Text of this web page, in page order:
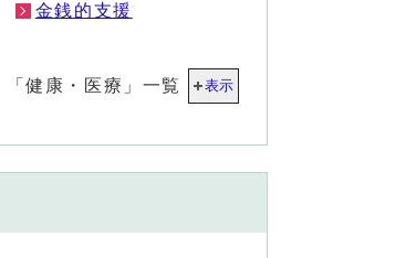
金銭的支援
「健康・医療」一覧 表示